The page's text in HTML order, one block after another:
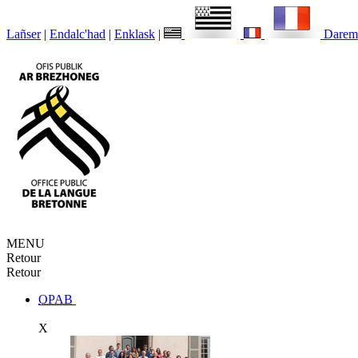
Lañser | Endalc'had | Enklask |
MENU
Retour
Retour
OPAB
X